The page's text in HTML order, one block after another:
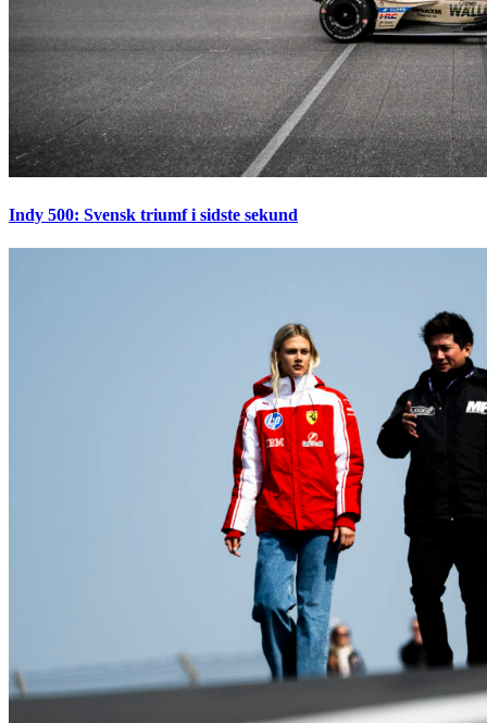
Indy 500: Svensk triumf i sidste sekund